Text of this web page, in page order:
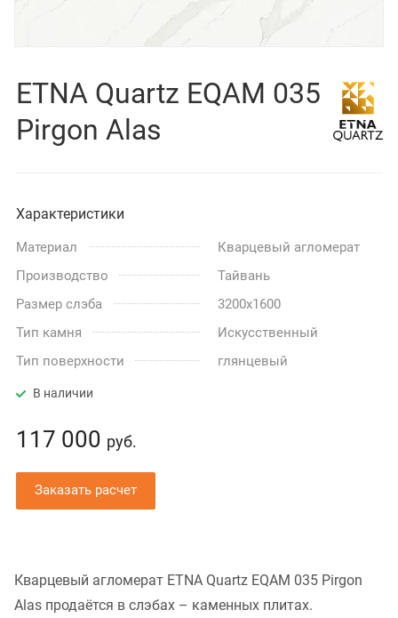
ETNA Quartz EQAM 035
Pirgon Alas
Характеристики
Материал
Кварцевый агломерат
Производство
Тайвань
Размер слэба
3200x1600
Тип камня
Искусственный
Тип поверхности
глянцевый
В наличии
117 000 руб.
Заказать расчет
Кварцевый агломерат ETNA Quartz EQAM 035 Pirgon
Alas продаётся в слэбах – каменных плитах.